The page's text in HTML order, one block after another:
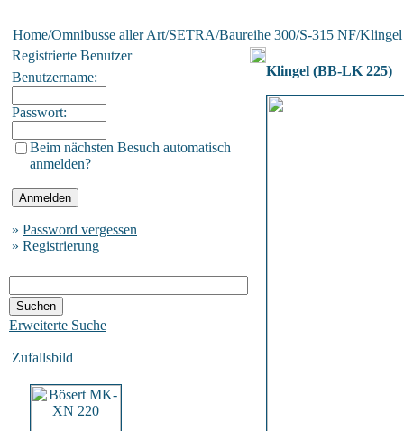
Home/Omnibusse aller Art/SETRA/Baureihe 300/S-315 NF/
Registrierte Benutzer
Benutzername:
Passwort:
Beim nächsten Besuch automatisch
anmelden?
» Password vergessen
» Registrierung
Erweiterte Suche
Zufallsbild
Klingel (BB-LK 225)